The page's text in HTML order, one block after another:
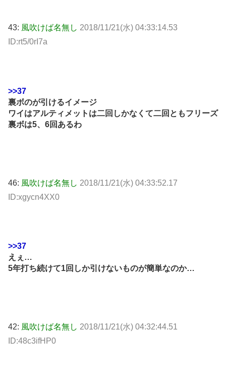
43: 風吹けば名無し 2018/11/21(水) 04:33:14.53
ID:rt5/0rI7a
>>37
裏ボのが引けるイメージ
ワイはアルティメットは二回しかなくて二回ともフリーズ
裏ボは5、6回あるわ
46: 風吹けば名無し 2018/11/21(水) 04:33:52.17
ID:xgycn4XX0
>>37
えぇ…
5年打ち続けて1回しか引けないものが簡単なのか…
42: 風吹けば名無し 2018/11/21(水) 04:32:44.51
ID:48c3ifHP0